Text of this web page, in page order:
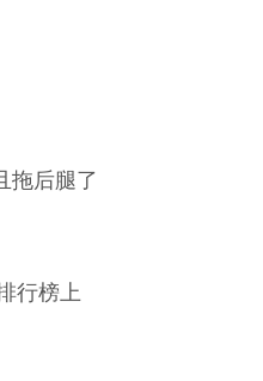
拖后腿了
行榜上